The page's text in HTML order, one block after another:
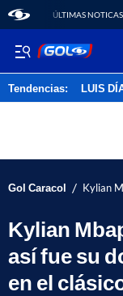
ÚLTIMAS NOTICAS
Tendencias: LUIS
Gol Caracol / Kylian
Kylian
así fue su
en el